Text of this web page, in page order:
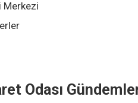
Merkezi
Odası